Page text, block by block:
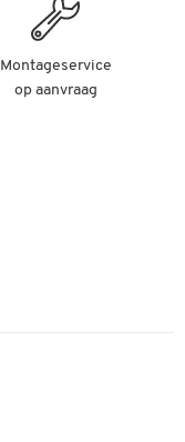
Montageservice
op aanvraag